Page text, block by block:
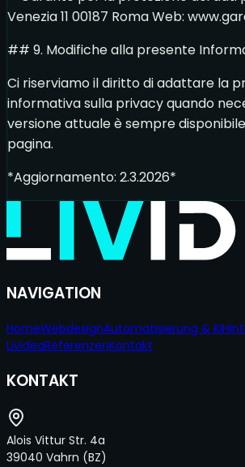
Venezia 11 00187 Roma Web:
## 9. Modifiche alla presente
Ci riserviamo il diritto di adattare la
informativa sulla privacy quando
versione attuale è sempre
pagina.
*Aggiornamento: 2.3.2026*
NAVIGATION
HomeWebdesignAutomatisierung & KI
LivideaReferenzenKontakt
KONTAKT
Alois Vittur Str. 4a
39040 Vahrn (BZ)